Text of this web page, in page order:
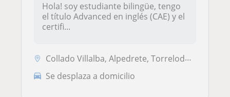
Hola! soy estudiante bilingüe, tengo
el título Advanced en inglés (CAE) y el
certifi...
Collado Villalba, Alpedrete, Torrelodones, Galapagar
Se desplaza a domicilio